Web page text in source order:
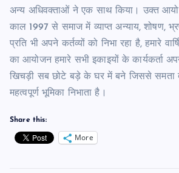
अन्य अधिवक्ताओं ने एक साथ किया। उक्त
काल 1997 से समाज में व्याप्त अन्याय, शोषण,
प्रति भी अपने कर्तव्यों को निभा रहा है, हमारे
का आयोजन हमारे सभी इकाइयों के कार्यकर्ता
खिचड़ी सब छोटे बड़े के घर में बने जिससे समता
महत्वपूर्ण भूमिका निभाता है।
Share this:
More